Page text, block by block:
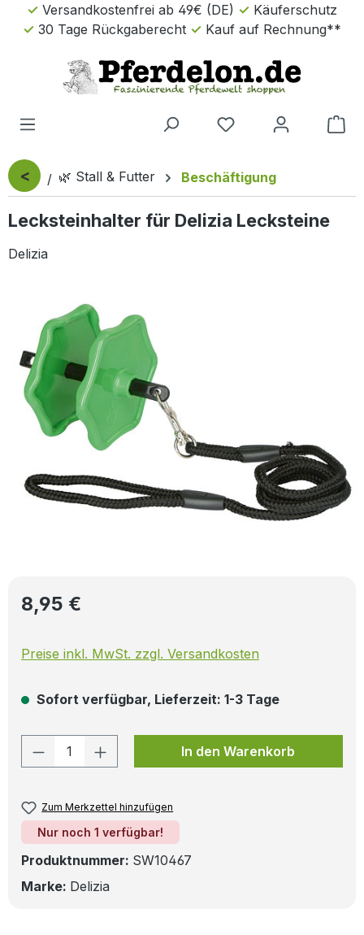
Zum Hauptinhalt springen
Versandkostenfrei ab 49€ (DE)
Käuferschutz
30 Tage Rückgaberecht
Kauf auf Rechnung**
< 🌿 Stall & Futter Beschäftigung
Lecksteinhalter für Delizia Lecksteine
Delizia
Bildergalerie überspringen
Regulärer Preis:
8,95 €
Preise inkl. MwSt. zzgl. Versandkosten
Sofort verfügbar, Lieferzeit: 1-3 Tage
Produkt Anzahl: Gib den
In den Warenkorb
Zum Merkzettel hinzufügen
Nur noch 1 verfügbar!
Produktnummer: SW10467
Marke: Delizia